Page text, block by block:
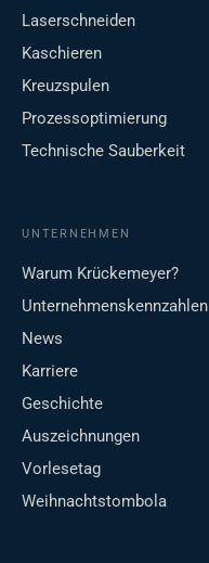
Laserschneiden
Kaschieren
Kreuzspulen
Prozessoptimierung
Technische Sauberkeit
UNTERNEHMEN
Warum Krückemeyer?
Unternehmenskennzahlen
News
Karriere
Geschichte
Auszeichnungen
Vorlesetag
Weihnachtstombola